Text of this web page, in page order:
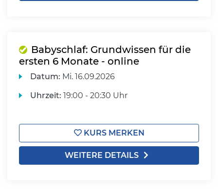
Babyschlaf: Grundwissen für die
ersten 6 Monate - online
Datum: Mi. 16.09.2026
Uhrzeit: 19:00 - 20:30 Uhr
KURS MERKEN
WEITERE DETAILS